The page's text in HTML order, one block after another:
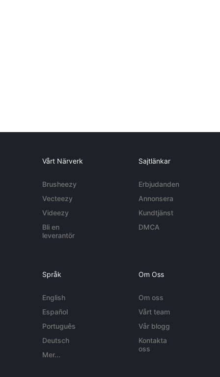
Vårt Närverk
Brusheezy
Vecteezy
Videezy
Bli en
leverantör
Sajtlänkar
Erbjudanden
Annonsera
Kundtjänst
DMCA
Språk
English
Español
Português
Deutsch
Mer...
Om Oss
Om oss
Vårt team
Vår blogg
Kontakta
oss